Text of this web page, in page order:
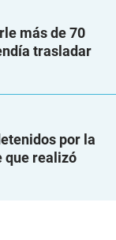
más de 70
trasladar
por la
que realizó